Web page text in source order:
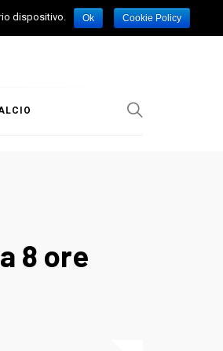
8 ore
dispositivo. Ok Cookie Policy